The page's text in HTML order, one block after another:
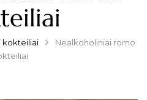
kokteiliai
Nealkoholiniai romo